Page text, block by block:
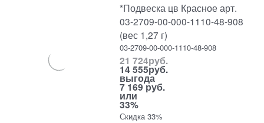
*Подвеска цв Красное арт.
03-2709-00-000-1110-48-908
(вес 1,27 г)
03-2709-00-000-1110-48-908
21 724руб.
14 555руб.
выгода
7 169 руб.
или
33%
Скидка 33%